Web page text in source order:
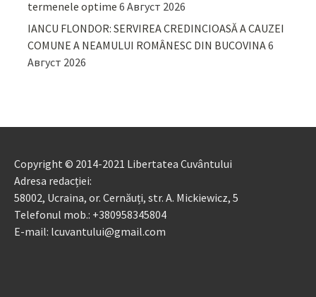
termenele optime 6 Август 2026
IANCU FLONDOR: SERVIREA CREDINCIOASĂ A CAUZEI
COMUNE A NEAMULUI ROMÂNESC DIN BUCOVINA6
Август 2026
Copyright © 2014-2021 Libertatea Cuvântului
Adresa redacției:
58002, Ucraina, or. Cernăuți, str. A. Mickiewicz, 5
Telefonul mob.: +380958345804
E-mail: lcuvantului@gmail.com